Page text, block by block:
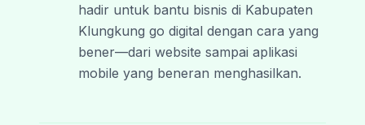
hadir untuk bantu bisnis di Kabupaten
Klungkung go digital dengan cara yang
bener—dari website sampai aplikasi
mobile yang beneran menghasilkan.